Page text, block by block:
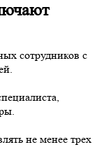
сотрудников с
не менее трех